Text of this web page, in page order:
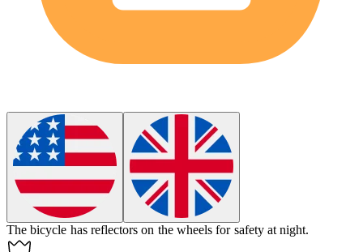
The bicycle has reflectors on the wheels for safety at night.